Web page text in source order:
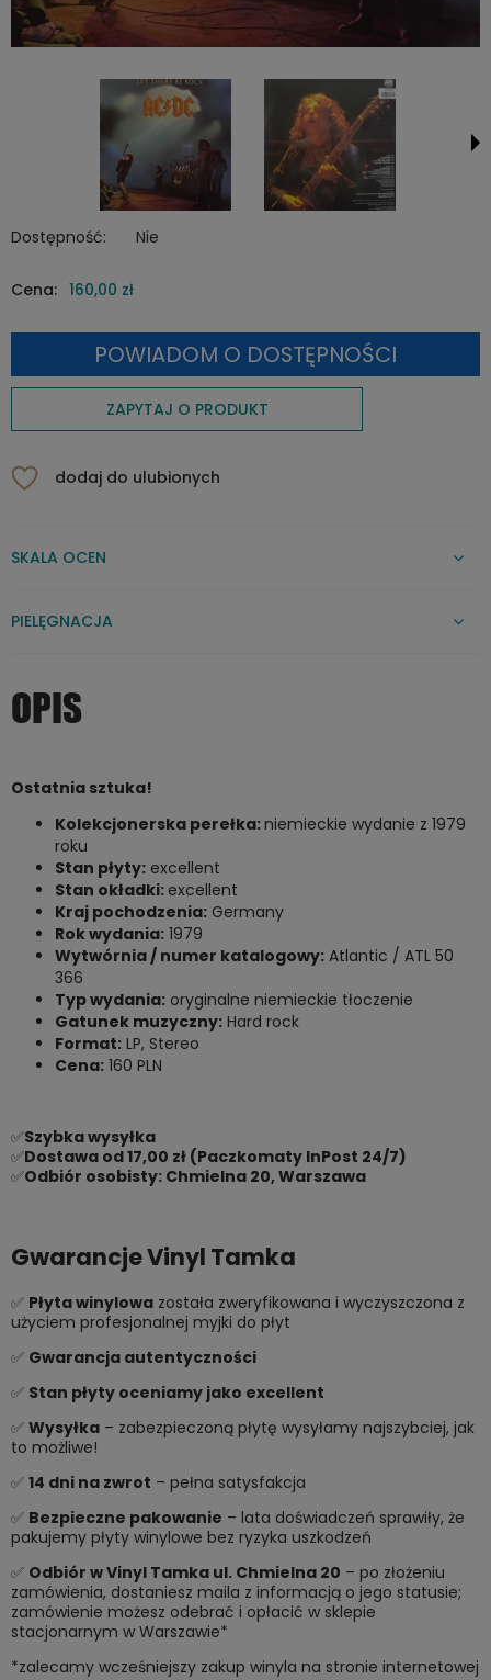
Dostępność: Nie
Cena: 160,00 zł
POWIADOM O DOSTĘPNOŚCI
ZAPYTAJ O PRODUKT
dodaj do ulubionych
SKALA OCEN
PIELĘGNACJA
OPIS
Ostatnia sztuka!
Kolekcjonerska perełka:niemieckie wydanie z 1979
roku
Stan płyty: excellent
Stan okładki: excellent
Kraj pochodzenia: Germany
Rok wydania: 1979
Wytwórnia / numer katalogowy: Atlantic / ATL 50
366
Typ wydania: oryginalne niemieckie tłoczenie
Gatunek muzyczny: Hard rock
Format: LP, Stereo
Cena: 160 PLN
✅Szybka wysyłka
✅Dostawa od 17,00 zł (Paczkomaty InPost 24/7)
✅Odbiór osobisty: Chmielna 20, Warszawa
Gwarancje Vinyl Tamka
✅ Płyta winylowa została zweryfikowana i wyczyszczona z
użyciem profesjonalnej myjki do płyt
✅ Gwarancja autentyczności
✅ Stan płyty oceniamy jako excellent
✅ Wysyłka – zabezpieczoną płytę wysyłamy najszybciej, jak
to możliwe!
✅ 14 dni na zwrot – pełna satysfakcja
✅ Bezpieczne pakowanie – lata doświadczeń sprawiły, że
pakujemy płyty winylowe bez ryzyka uszkodzeń
✅ Odbiór w Vinyl Tamka ul. Chmielna 20 – po złożeniu
zamówienia, dostaniesz maila z informacją o jego statusie;
zamówienie możesz odebrać i opłacić w sklepie
stacjonarnym w Warszawie*
*zalecamy wcześniejszy zakup winyla na stronie internetowej